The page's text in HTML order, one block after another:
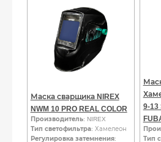
Маска сварщика NIREX
NWM 10 PRO REAL COLOR
Производитель: NIREX
Тип светофильтра: Хамелеон
Регулировка затемнения:
9-13
Тип